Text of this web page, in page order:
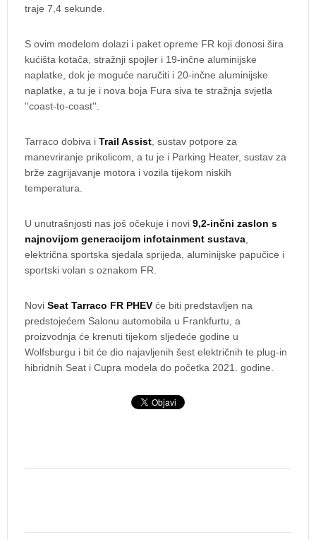
traje 7,4 sekunde.
S ovim modelom dolazi i paket opreme FR koji donosi šira
kućišta kotača, stražnji spojler i 19-inčne aluminijske
naplatke, dok je moguće naručiti i 20-inčne aluminijske
naplatke, a tu je i nova boja Fura siva te stražnja svjetla
''coast-to-coast''.
Tarraco dobiva i Trail Assist, sustav potpore za
manevriranje prikolicom, a tu je i Parking Heater, sustav za
brže zagrijavanje motora i vozila tijekom niskih
temperatura.
U unutrašnjosti nas još očekuje i novi 9,2-inčni zaslon s
najnovijom generacijom infotainment sustava,
električna sportska sjedala sprijeda, aluminijske papučice i
sportski volan s oznakom FR.
Novi Seat Tarraco FR PHEV će biti predstavljen na
predstojećem Salonu automobila u Frankfurtu, a
proizvodnja će krenuti tijekom sljedeće godine u
Wolfsburgu i bit će dio najavljenih šest električnih te plug-in
hibridnih Seat i Cupra modela do početka 2021. godine.